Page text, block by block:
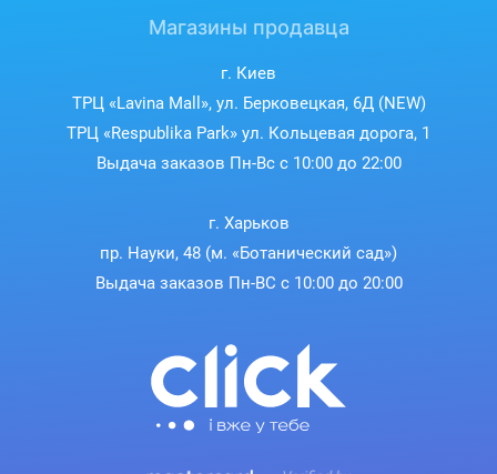
Магазины продавца
г. Киев
ТРЦ «Lavina Mall», ул. Берковецкая, 6Д (NEW)
ТРЦ «Respublika Park» ул. Кольцевая дорога, 1
Выдача заказов Пн-Вс с 10:00 до 22:00
г. Харьков
пр. Науки, 48 (м. «Ботанический сад»)
Выдача заказов Пн-ВС с 10:00 до 20:00